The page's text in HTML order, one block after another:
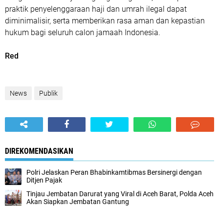
praktik penyelenggaraan haji dan umrah ilegal dapat
diminimalisir, serta memberikan rasa aman dan kepastian
hukum bagi seluruh calon jamaah Indonesia.
Red
News Publik
DIREKOMENDASIKAN
Polri Jelaskan Peran Bhabinkamtibmas Bersinergi dengan
Ditjen Pajak
Tinjau Jembatan Darurat yang Viral di Aceh Barat, Polda Aceh
Akan Siapkan Jembatan Gantung